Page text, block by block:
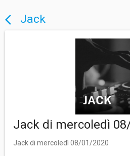
arrow_back_ios Jack
Jack di mercoledì
Jack di mercoledì 08/01/2020